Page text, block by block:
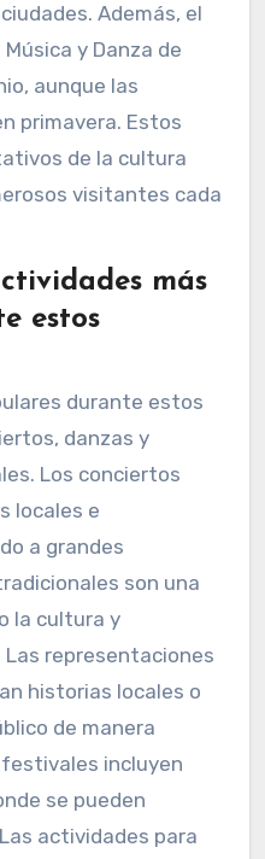
Además, el
y Danza de
aunque las
primavera. Estos
de la cultura
visitantes cada
más
estos
durante estos
danzas y
Los conciertos
locales e
a grandes
son una
la cultura y
representaciones
historias locales o
de manera
incluyen
se pueden
actividades para